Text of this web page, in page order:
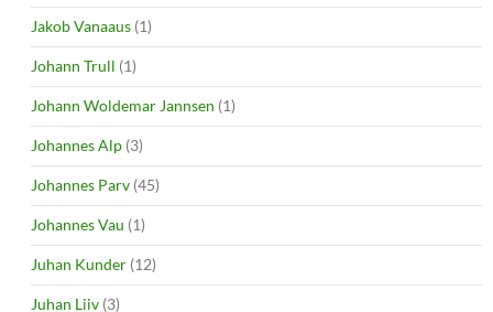
Jakob Vanaaus (1)
Johann Trull (1)
Johann Woldemar Jannsen (1)
Johannes Alp (3)
Johannes Parv (45)
Johannes Vau (1)
Juhan Kunder (12)
Juhan Liiv (3)